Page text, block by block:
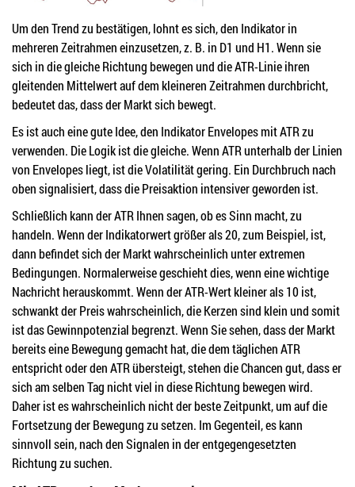
Um den Trend zu bestätigen, lohnt es sich, den Indikator in
mehreren Zeitrahmen einzusetzen, z. B. in D1 und H1. Wenn sie
sich in die gleiche Richtung bewegen und die ATR-Linie ihren
gleitenden Mittelwert auf dem kleineren Zeitrahmen durchbricht,
bedeutet das, dass der Markt sich bewegt.
Es ist auch eine gute Idee, den Indikator Envelopes mit ATR zu
verwenden. Die Logik ist die gleiche. Wenn ATR unterhalb der Linien
von Envelopes liegt, ist die Volatilität gering. Ein Durchbruch nach
oben signalisiert, dass die Preisaktion intensiver geworden ist.
Schließlich kann der ATR Ihnen sagen, ob es Sinn macht, zu
handeln. Wenn der Indikatorwert größer als 20, zum Beispiel, ist,
dann befindet sich der Markt wahrscheinlich unter extremen
Bedingungen. Normalerweise geschieht dies, wenn eine wichtige
Nachricht herauskommt. Wenn der ATR-Wert kleiner als 10 ist,
schwankt der Preis wahrscheinlich, die Kerzen sind klein und somit
ist das Gewinnpotenzial begrenzt. Wenn Sie sehen, dass der Markt
bereits eine Bewegung gemacht hat, die dem täglichen ATR
entspricht oder den ATR übersteigt, stehen die Chancen gut, dass er
sich am selben Tag nicht viel in diese Richtung bewegen wird.
Daher ist es wahrscheinlich nicht der beste Zeitpunkt, um auf die
Fortsetzung der Bewegung zu setzen. Im Gegenteil, es kann
sinnvoll sein, nach den Signalen in der entgegengesetzten
Richtung zu suchen.